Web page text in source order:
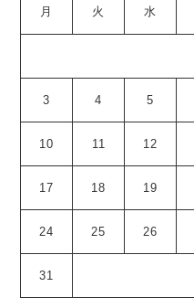
月 火 水
3 4 5
10 11 12
17 18 19
24 25 26
31